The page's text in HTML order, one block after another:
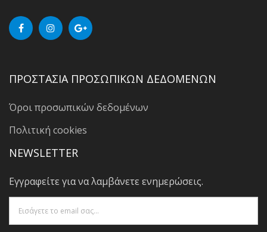
ΠΡΟΣΤΑΣΙΑ ΠΡΟΣΩΠΙΚΩΝ ΔΕΔΟΜΕΝΩΝ
Όροι προσωπικών δεδομένων
Πολιτική cookies
NEWSLETTER
Εγγραφείτε για να λαμβάνετε ενημερώσεις.